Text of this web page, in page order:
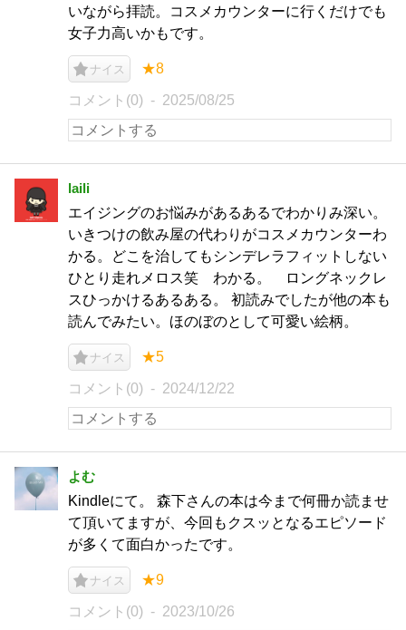
いながら拝読。コスメカウンターに行くだけでも
女子力高いかもです。
ナイス ★8
コメント(0) 2025/08/25
laili
エイジングのお悩みがあるあるでわかりみ深い。
いきつけの飲み屋の代わりがコスメカウンターわ
かる。どこを治してもシンデレラフィットしない
ひとり走れメロス笑 わかる。 ロングネックレ
スひっかけるあるある。 初読みでしたが他の本も
読んでみたい。ほのぼのとして可愛い絵柄。
ナイス ★5
コメント(0) 2024/12/22
よむ
Kindleにて。 森下さんの本は今まで何冊か読ませ
て頂いてますが、今回もクスッとなるエピソード
が多くて面白かったです。
ナイス ★9
コメント(0) 2023/10/26